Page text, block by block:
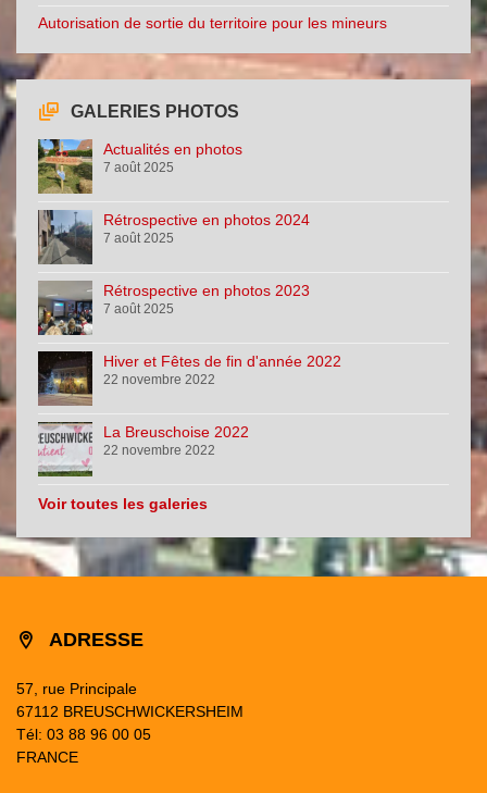
Autorisation de sortie du territoire pour les mineurs
GALERIES PHOTOS
Actualités en photos
7 août 2025
Rétrospective en photos 2024
7 août 2025
Rétrospective en photos 2023
7 août 2025
Hiver et Fêtes de fin d'année 2022
22 novembre 2022
La Breuschoise 2022
22 novembre 2022
Voir toutes les galeries
ADRESSE
57, rue Principale
67112 BREUSCHWICKERSHEIM
Tél: 03 88 96 00 05
FRANCE